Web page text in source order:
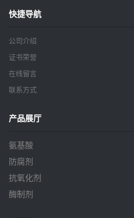
快捷导航
公司介绍
证书荣誉
在线留言
联系方式
产品展厅
氨基酸
防腐剂
抗氧化剂
酶制剂